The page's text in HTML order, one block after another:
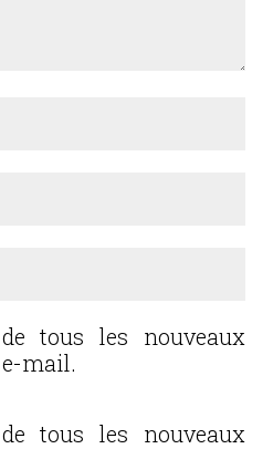
tous les nouveaux
mail.
tous les nouveaux